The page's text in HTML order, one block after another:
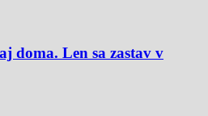
doma. Len sa zastav v